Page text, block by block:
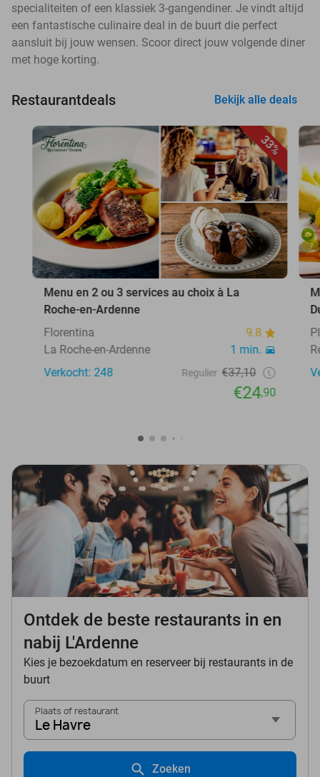
specialiteiten of een klassiek 3-gangendiner. Je vindt altijd
een fantastische culinaire deal in de buurt die perfect
aansluit bij jouw wensen. Scoor direct jouw volgende diner
met hoge korting.
Restaurantdeals Bekijk alle deals
33%
Menu en 2 ou 3 services au choix à La
Roche-en-Ardenne
Florentina
9.8
La Roche-en-Ardenne
1 min.
Verkocht: 248
Regulier €37,10
€24,90
Ontdek de beste restaurants in en
nabij L'Ardenne
Kies je bezoekdatum en reserveer bij restaurants in de
buurt
Plaats of restaurant
Le Havre
Zoeken